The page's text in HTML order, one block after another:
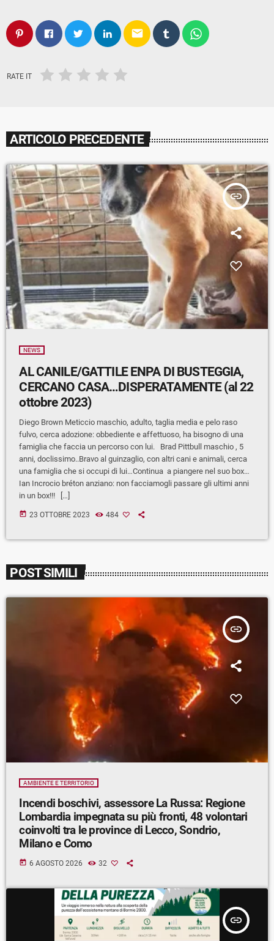
email
RATE IT
ARTICOLO PRECEDENTE
insert_link
NEWS
AL CANILE/GATTILE ENPA DI BUSTEGGIA,
CERCANO CASA…DISPERATAMENTE (al 22
ottobre 2023)
Diego Brown Meticcio maschio, adulto, taglia media e pelo raso
fulvo, cerca adozione: obbediente e affettuoso, ha bisogno di una
famiglia che faccia un percorso con lui. Brad Pittbull maschio , 5
anni, doclissimo..Bravo al guinzaglio, con altri cani e animali, cerca
una famiglia che si occupi di lui…Continua a piangere nel suo box…
Ian Incrocio bréton anziano: non facciamogli passare gli ultimi anni
in un box!!! […]
today 23 OTTOBRE 2023 484
POST SIMILI
insert_link
AMBIENTE E TERRITORIO
Incendi boschivi, assessore La Russa: Regione
Lombardia impegnata su più fronti, 48 volontari
coinvolti tra le province di Lecco, Sondrio,
Milano e Como
today 6 AGOSTO 2026 32
insert_link